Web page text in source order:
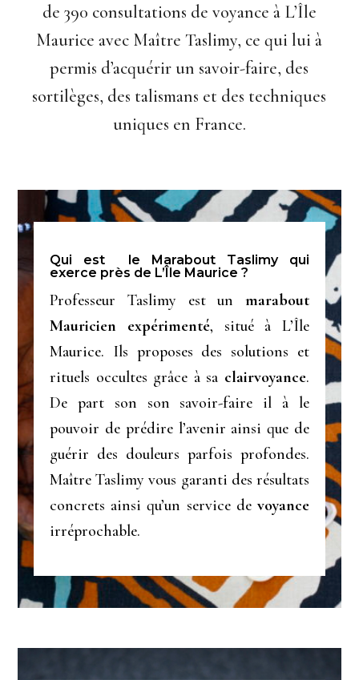
de 390 consultations de voyance à L’Île
Maurice avec Maître Taslimy, ce qui lui à
permis d’acquérir un savoir-faire, des
sortilèges, des talismans et des techniques
uniques en France.
Qui est le Marabout Taslimy qui
exerce près de L’Île Maurice ?
Professeur Taslimy est un marabout
Mauricien expérimenté, situé à L’Île
Maurice. Ils proposes des solutions et
rituels occultes grâce à sa clairvoyance.
De part son son savoir-faire il à le
pouvoir de prédire l’avenir ainsi que de
guérir des douleurs parfois profondes.
Maître Taslimy vous garanti des résultats
concrets ainsi qu’un service de voyance
irréprochable.